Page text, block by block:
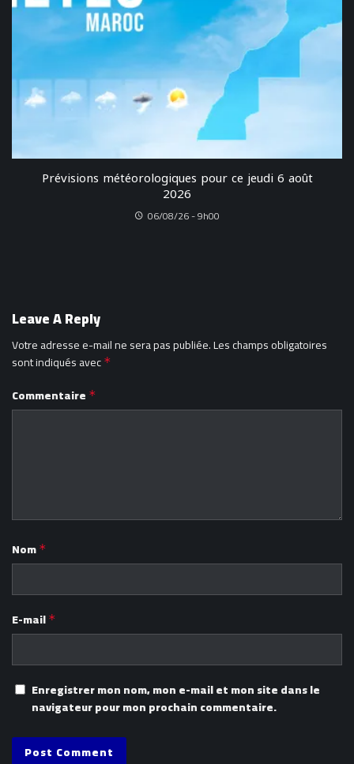
Prévisions météorologiques pour ce jeudi 6 août
2026
06/08/26 - 9h00
Leave A Reply
Votre adresse e-mail ne sera pas publiée.Les champs obligatoires
sont indiqués avec *
Commentaire *
Nom *
E-mail *
Enregistrer mon nom, mon e-mail et mon site dans le
navigateur pour mon prochain commentaire.